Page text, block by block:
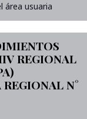
área usuaria
REGIONAL
N°